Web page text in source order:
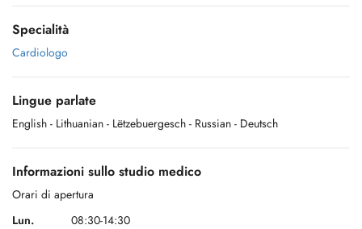
Specialità
Cardiologo
Lingue parlate
English - Lithuanian - Lëtzebuergesch - Russian - Deutsch
Informazioni sullo studio medico
Orari di apertura
Lun.
08:30-14:30